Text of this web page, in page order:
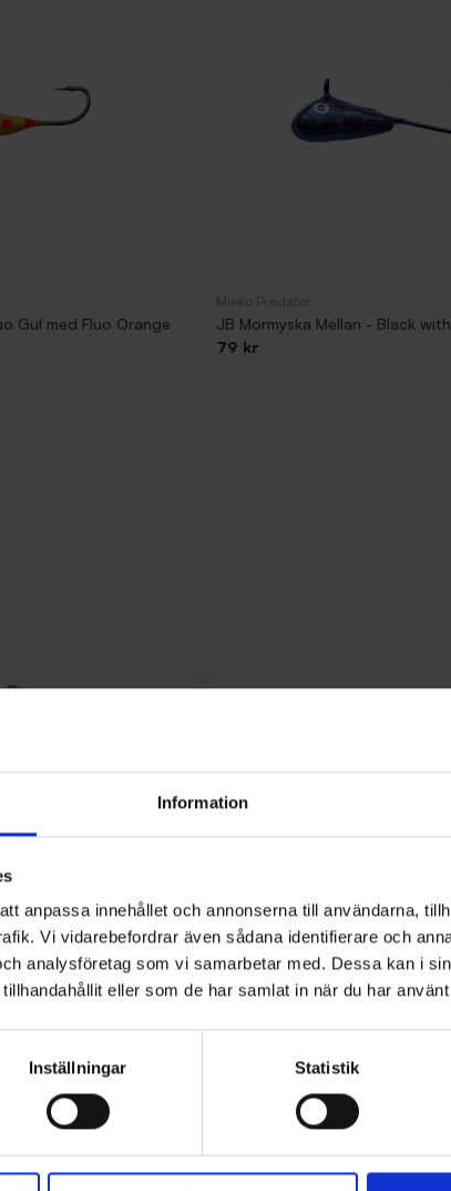
Information
anpassa innehållet och annonserna till användarna,
Vi vidarebefordrar även sådana identifierare och
analysföretag som vi samarbetar med. Dessa kan i
eller som de har samlat in när du har
Inställningar Statistik
Gul med Fluo Orange
JB Mormyska Mellan - Black
79 kr